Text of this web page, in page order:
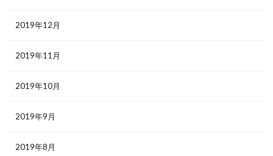
2019年12月
2019年11月
2019年10月
2019年9月
2019年8月